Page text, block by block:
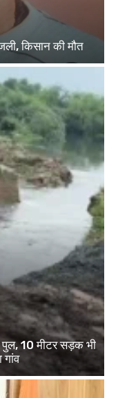
किसान की मौत
पुल, 10 मीटर सड़क भी